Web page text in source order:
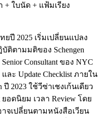
+ ใบนัด + แฟ้มเรียง
ปี 2025 เริ่มเปลี่ยนแปลง
ติตามมติของ Schengen
Consultant ของ NYC
ะ Update Checklist ภายใน
ปี 2023 ใช้วีซ่าเชงเก้นเดียว
ยอดนิยม เวลา Review โดย
จเปลี่ยนตามหนังสือเวียน